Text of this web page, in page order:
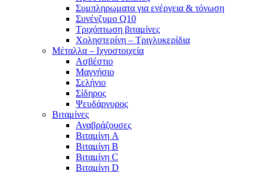
Συμπληρωματα για ενέργεια & τόνωση
Συνένζυμο Q10
Τριχόπτωση βιταμίνες
Χοληστερίνη – Τριγλυκερίδια
Μέταλλα – Ιχνοστοιχεία
Ασβέστιο
Μαγνήσιο
Σελήνιο
Σίδηρος
Ψευδάργυρος
Βιταμίνες
Αναβράζουσες
Βιταμίνη A
Βιταμίνη B
Βιταμίνη C
Βιταμίνη D